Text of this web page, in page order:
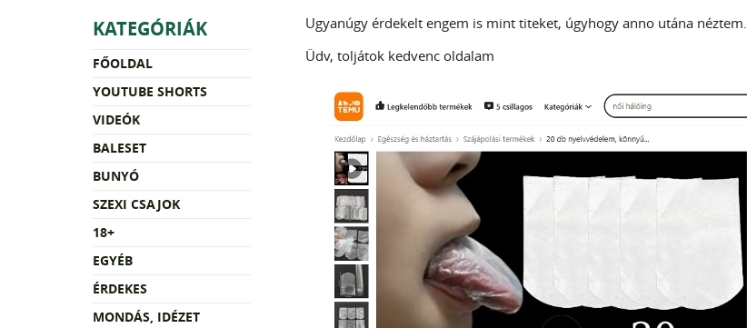
KATEGÓRIÁK
FŐOLDAL
YOUTUBE SHORTS
VIDEÓK
BALESET
BUNYÓ
SZEXI CSAJOK
18+
EGYÉB
ÉRDEKES
MONDÁS, IDÉZET
Ugyanúgy érdekelt engem is mint titeket, úgyhogy anno utána néztem.
Üdv, toljátok kedvenc oldalam